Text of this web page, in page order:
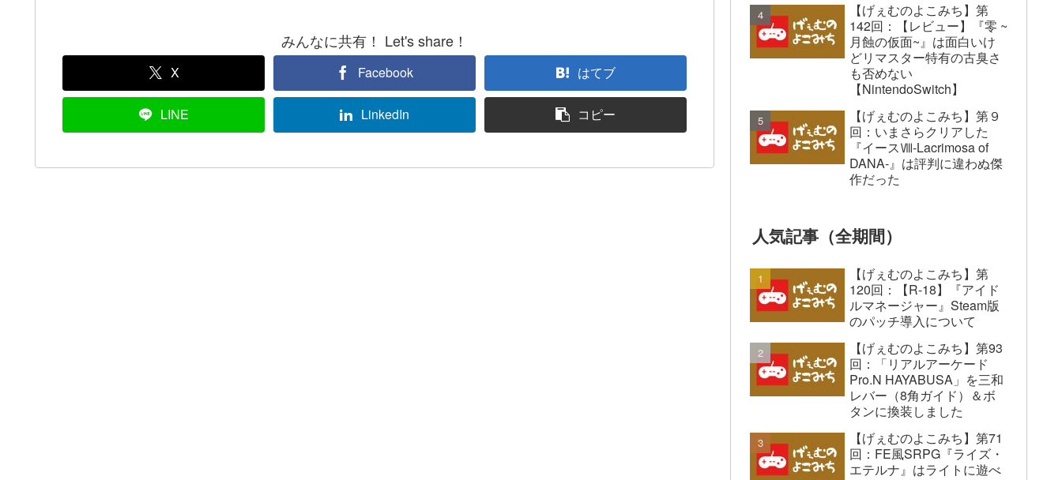
みんなに共有！ Let's share！
X Facebook はてブ
LINE LinkedIn コピー
【げぇむのよこみち】第
142回：【レビュー】『零 ~
月蝕の仮面~』は面白いけ
どリマスター特有の古臭さ
も否めない
【NintendoSwitch】
【げぇむのよこみち】第９
回：いまさらクリアした
『イースⅧ-Lacrimosa of
DANA-』は評判に違わぬ傑
作だった
人気記事（全期間）
【げぇむのよこみち】第
120回：【R-18】『アイド
ルマネージャー』Steam版
のパッチ導入について
【げぇむのよこみち】第93
回：「リアルアーケード
Pro.N HAYABUSA」を三和
レバー（8角ガイド）＆ボ
タンに換装しました
【げぇむのよこみち】第71
回：FE風SRPG『ライズ・
エテルナ』はライトに遊べ